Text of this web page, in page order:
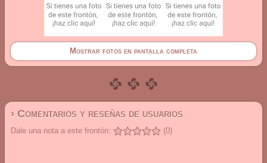
Mostrar fotos en pantalla completa
› Comentarios y reseñas de usuarios
Dale una nota a este frontón: (0)